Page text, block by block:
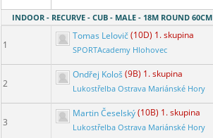
INDOOR - RECURVE - CUB - MALE - 18M ROUND 60CM
1
Tomas Lelovič(10D) 1. skupina
SPORTAcademy Hlohovec
2
Ondřej Kološ (9B) 1. skupina
Lukostřelba Ostrava Mariánské Hory
3
Martin Česelský(10B) 1. skupina
Lukostřelba Ostrava Mariánské Hory